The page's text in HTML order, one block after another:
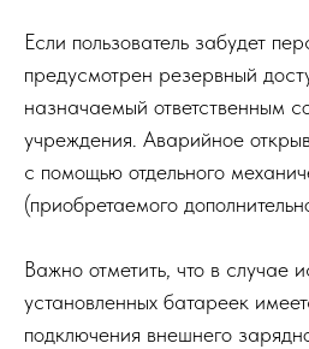
Если пользователь забудет
предусмотрен резервный
назначаемый ответственным
учреждения. Аварийное
с помощью отдельного
(приобретаемого
Важно отметить, что в случае
установленных батареек
подключения внешнего